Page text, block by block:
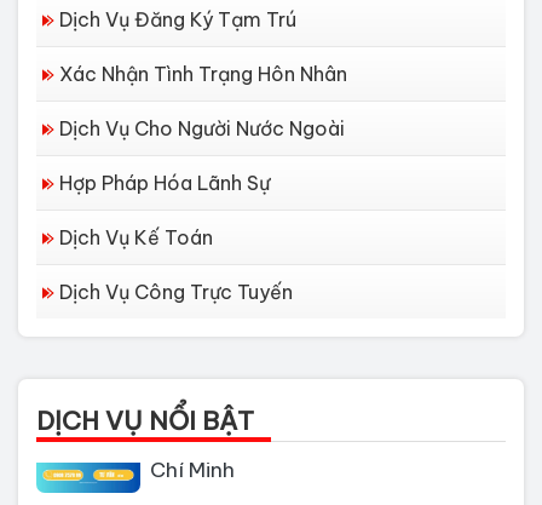
Dịch Vụ Đăng Ký Tạm Trú
Xác Nhận Tình Trạng Hôn Nhân
Dịch Vụ Cho Người Nước Ngoài
Hợp Pháp Hóa Lãnh Sự
Dịch Vụ Kế Toán
Dịch Vụ Công Trực Tuyến
DỊCH VỤ NỔI BẬT
Dịch vụ làm Lý lịch tư pháp tại Đà
Thủ tục làm Lý Lịch Tư Pháp tại Hồ
Chí Minh